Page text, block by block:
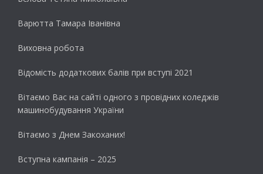
Варютта Тамара Іванівна
Виховна робота
Відомість додаткових балів при вступі 2021
Вітаємо Вас на сайті одного з провідних коледжів
машинобудування України
Вітаємо з Днем Закоханих!
Вступна кампанія – 2025